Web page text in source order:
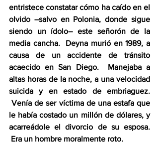
entristece constatar cómo ha caído en el
olvido –salvo en Polonia, donde sigue
siendo un ídolo– este señorón de la
media cancha.  Deyna murió en 1989, a
causa de un accidente de tránsito
acaecido en San Diego.  Manejaba a
altas horas de la noche, a una velocidad
suicida y en estado de embriaguez.
Venía de ser víctima de una estafa que
le había costado un millón de dólares, y
acarreádole el divorcio de su esposa.
Era un hombre moralmente roto.